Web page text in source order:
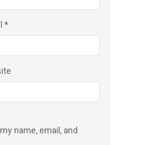
*
name, email, and